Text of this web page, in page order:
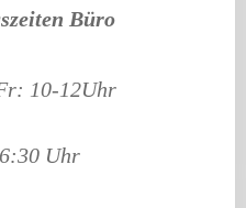
Büro
10-12Uhr
Uhr